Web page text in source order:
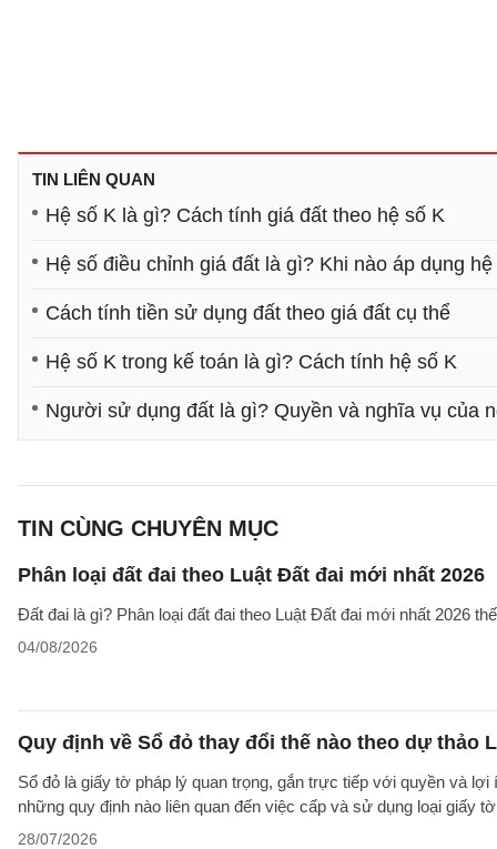
TIN LIÊN QUAN
Hệ số K là gì? Cách tính giá đất theo hệ số K
Hệ số điều chỉnh giá đất là gì? Khi nào áp dụng
Cách tính tiền sử dụng đất theo giá đất cụ thể
Hệ số K trong kế toán là gì? Cách tính hệ số K
Người sử dụng đất là gì? Quyền và nghĩa vụ của
TIN CÙNG CHUYÊN MỤC
Phân loại đất đai theo Luật Đất đai mới nhất 2026
Đất đai là gì? Phân loại đất đai theo Luật Đất đai mới nhất 2026
04/08/2026
Quy định về Sổ đỏ thay đổi thế nào theo dự thảo
Sổ đỏ là giấy tờ pháp lý quan trọng, gắn trực tiếp với quyền và
những quy định nào liên quan đến việc cấp và sử dụng loại giấy
28/07/2026